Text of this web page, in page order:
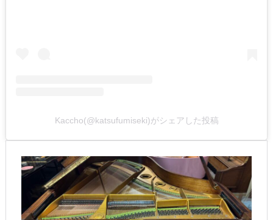
Kaccho(@katsufumiseki)がシェアした投稿